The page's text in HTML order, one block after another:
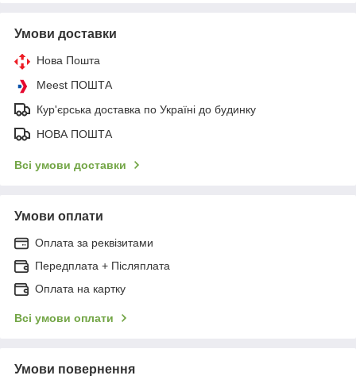
Умови доставки
Нова Пошта
Meest ПОШТА
Кур'єрська доставка по Україні до будинку
НОВА ПОШТА
Всі умови доставки
Умови оплати
Оплата за реквізитами
Передплата + Післяплата
Оплата на картку
Всі умови оплати
Умови повернення